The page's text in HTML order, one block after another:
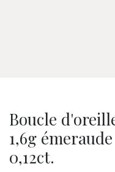
Boucle
1,6g
0,12ct.